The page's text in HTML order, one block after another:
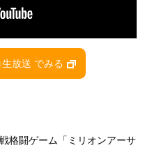
放送 でみる
格闘ゲーム「ミリオンアーサ